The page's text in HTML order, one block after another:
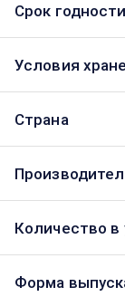
Срок годности
Условия
Страна
Количество в
Форма